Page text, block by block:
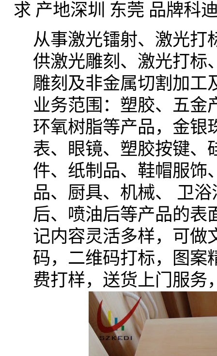
求 产地深圳 东莞 品牌科
从事激光镭射、激光打
供激光雕刻、激光打标
雕刻及非金属切割加工
业务范围：塑胶、五金
环氧树脂等产品，金银
表、眼镜、塑胶按键、
件、纸制品、鞋帽服饰
品、厨具、机械、 卫
后、喷油后等产品的表
记内容灵活多样，可做
码，二维码打标，图案
费打样，送货上门服务